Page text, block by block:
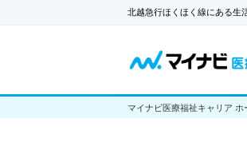
北越急行ほくほく線にある生
マイナビ医療福祉キャリア ホ